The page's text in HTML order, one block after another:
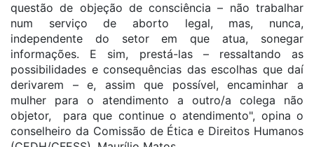
questão de objeção de consciência – não trabalhar
num serviço de aborto legal, mas, nunca,
independente do setor em que atua, sonegar
informações. E sim, prestá-las – ressaltando as
possibilidades e consequências das escolhas que daí
derivarem – e, assim que possível, encaminhar a
mulher para o atendimento a outro/a colega não
objetor, para que continue o atendimento", opina o
conselheiro da Comissão de Ética e Direitos Humanos